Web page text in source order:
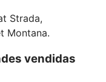
Strada,
Montana.
vendidas